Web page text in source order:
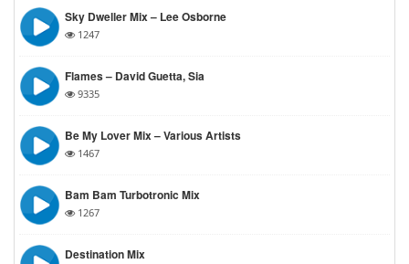
Sky Dweller Mix – Lee Osborne
1247
Flames – David Guetta, Sia
9335
Be My Lover Mix – Various Artists
1467
Bam Bam Turbotronic Mix
1267
Destination Mix